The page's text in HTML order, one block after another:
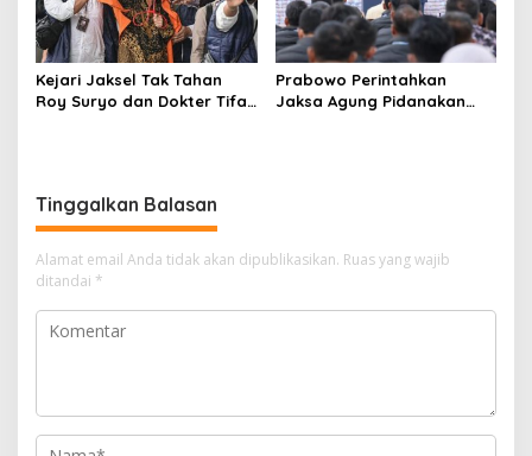
Kejari Jaksel Tak Tahan
Roy Suryo dan Dokter Tifa,
Prabowo Perintahkan
Jaksa Agung Pidanakan
Tinggalkan Balasan
Alamat email Anda tidak akan dipublikasikan. Ruas yang wajib
ditandai *